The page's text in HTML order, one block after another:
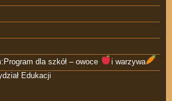
dla szkół – owoce
i warzywa
Edukacji